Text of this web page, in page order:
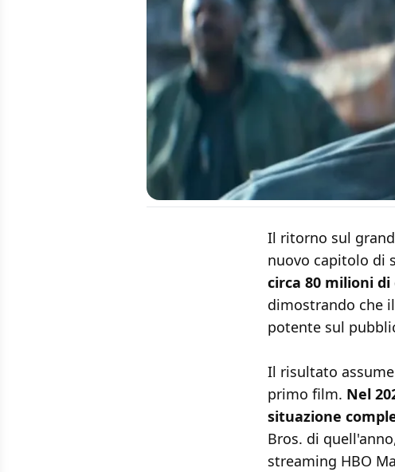
Il ritorno sul
nuovo capitolo di
circa 80 milioni
dimostrando che
potente sul
Il risultato
primo film. Nel
situazione
Bros. di
streaming HBO